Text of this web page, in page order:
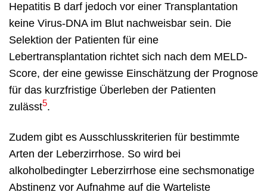
Hepatitis B darf jedoch vor einer Transplantation
keine Virus-DNA im Blut nachweisbar sein. Die
Selektion der Patienten für eine
Lebertransplantation richtet sich nach dem MELD-
Score, der eine gewisse Einschätzung der Prognose
für das kurzfristige Überleben der Patienten
zulässt5.
Zudem gibt es Ausschlusskriterien für bestimmte
Arten der Leberzirrhose. So wird bei
alkoholbedingter Leberzirrhose eine sechsmonatige
Abstinenz vor Aufnahme auf die Warteliste